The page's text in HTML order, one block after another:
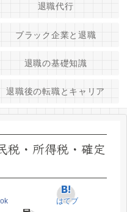
退職代行
ブラック企業と退職
退職の基礎知識
退職後の転職とキャリア
税・所得税・確定
はてブ